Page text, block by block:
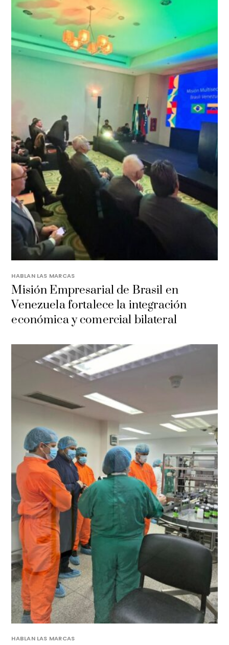
HABLAN LAS MARCAS
Misión Empresarial de Brasil en
Venezuela fortalece la integración
económica y comercial bilateral
HABLAN LAS MARCAS